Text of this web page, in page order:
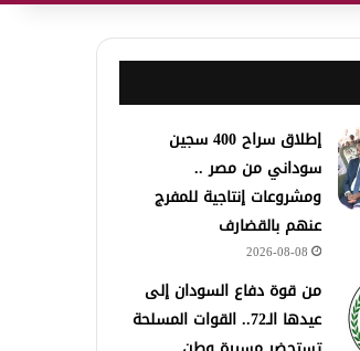
إطلاق سراح 400 سجين
سوداني من مصر ..
ومشروعات إنتاجية للمفرج
عنهم بالقضارف
2026-08-08
من قوة دفاع السودان إلى
عيدها الـ72.. القوات المسلحة